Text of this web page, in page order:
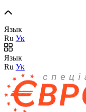
Язык
Ru Ук
Язык
Ru Ук